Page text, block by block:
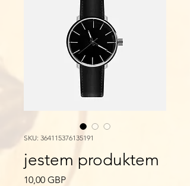
SKU: 364115376135191
jestem produktem
10,00 GBPCena